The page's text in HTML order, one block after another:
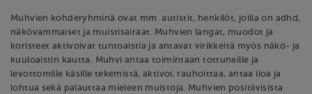
Muhvien kohderyhminä ovat mm. autistit, henkilöt, joilla on adhd,
näkövammaiset ja muistisairaat. Muhvien langat, muodot ja
koristeet aktivoivat tuntoaistia ja antavat virikkeitä myös näkö- ja
kuuloaistin kautta. Muhvi antaa toimintaan tottuneille ja
levottomille käsille tekemistä, aktivoi, rauhoittaa, antaa iloa ja
lohtua sekä palauttaa mieleen muistoja. Muhvien positiivisista